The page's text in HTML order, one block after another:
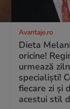
Avantaje.ro
Dieta
oricine!
urmează
specialiști!
fiecare zi și
acestui stil